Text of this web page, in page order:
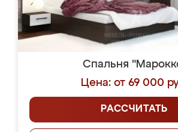
Спальня
Цена: от 69 000
РАССЧИТАТЬ